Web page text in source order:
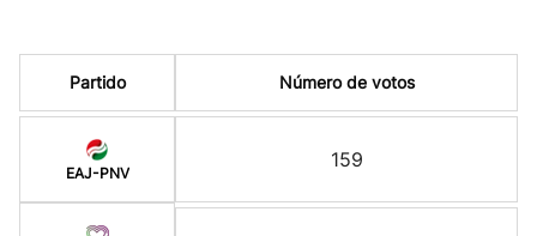
Partido
EAJ-PNV
Número de votos
159